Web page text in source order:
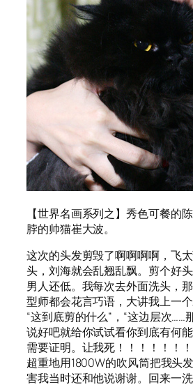
【世界名画系列之】秀色可餐的
脖的帅猫崔大波。
这次的头发剪毁了啊啊啊啊，飞
头，刘海就会乱翘乱飘。剪个好
男人还低。我每次去外面洗头，
型师都会花言巧语，大讲我上一
“这到底剪的什么”，“这边层次……
说好吧就给你试试看你到底有何
需要证明。让我死！！！！！！
超重地用1800W的吹风筒把我头
害我当时还和他说谢谢。回来一